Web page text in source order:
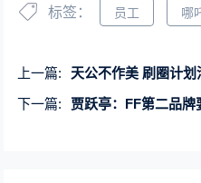
标签： 员工 哪
上一篇:
天公不作美 刷圈计划泡汤
下一篇:
贾跃亭：FF第二品牌要成为